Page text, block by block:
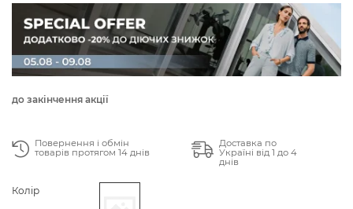
до закінчення акції
Повернення і обмін
товарів протягом 14 днів
Доставка по
Україні від 1 до 4
днів
Колір